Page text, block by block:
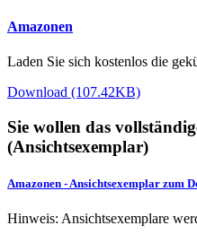
Amazonen
Laden Sie sich kostenlos die
Download (107.42KB)
Sie wollen das
(Ansichtsexemplar)
Amazonen - Ansichtsexemplar zum
Hinweis: Ansichtsexemplare